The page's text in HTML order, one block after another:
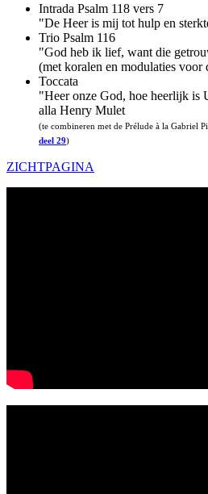
Intrada Psalm 118 vers 7
"De Heer is mij tot hulp en
Trio Psalm 116
"God heb ik lief, want die
(met koralen en modulaties voor
Toccata
"Heer onze God, hoe heerlijk is
alla Henry Mulet
(te combineren met de Prélude à la Gabriel
deel 29)
ZICHTPAGINA